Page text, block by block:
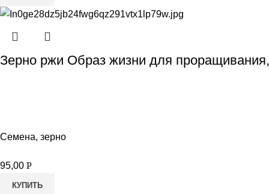
Зерно ржи Образ жизни для
Семена, зерно
95,00 Р
КУПИТЬ